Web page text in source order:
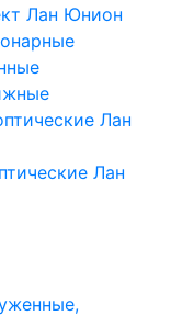
Лан Юнион
Лан
Лан